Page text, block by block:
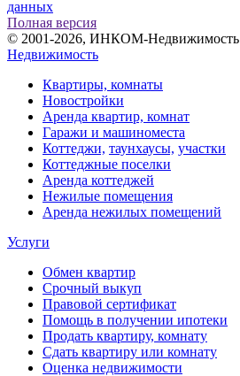
данных
Полная версия
© 2001-2026, ИНКОМ-Недвижимость
Недвижимость
Квартиры, комнаты
Новостройки
Аренда квартир, комнат
Гаражи и машиноместа
Коттеджи, таунхаусы, участки
Коттеджные поселки
Аренда коттеджей
Нежилые помещения
Аренда нежилых помещений
Услуги
Обмен квартир
Срочный выкуп
Правовой сертификат
Помощь в получении ипотеки
Продать квартиру, комнату
Сдать квартиру или комнату
Оценка недвижимости